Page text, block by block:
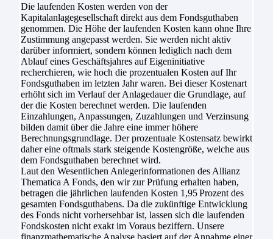
Die laufenden Kosten werden von der
Kapitalanlagegesellschaft direkt aus dem Fondsguthaben
genommen. Die Höhe der laufenden Kosten kann ohne Ihre
Zustimmung angepasst werden. Sie werden nicht aktiv
darüber informiert, sondern können lediglich nach dem
Ablauf eines Geschäftsjahres auf Eigeninitiative
recherchieren, wie hoch die prozentualen Kosten auf Ihr
Fondsguthaben im letzten Jahr waren. Bei dieser Kostenart
erhöht sich im Verlauf der Anlagedauer die Grundlage, auf
der die Kosten berechnet werden. Die laufenden
Einzahlungen, Anpassungen, Zuzahlungen und Verzinsung
bilden damit über die Jahre eine immer höhere
Berechnungsgrundlage. Der prozentuale Kostensatz bewirkt
daher eine oftmals stark steigende Kostengröße, welche aus
dem Fondsguthaben berechnet wird.
Laut den Wesentlichen Anlegerinformationen des Allianz
Thematica A Fonds, den wir zur Prüfung erhalten haben,
betragen die jährlichen laufenden Kosten 1,95 Prozent des
gesamten Fondsguthabens. Da die zukünftige Entwicklung
des Fonds nicht vorhersehbar ist, lassen sich die laufenden
Fondskosten nicht exakt im Voraus beziffern. Unsere
finanzmathematische Analyse basiert auf der Annahme einer